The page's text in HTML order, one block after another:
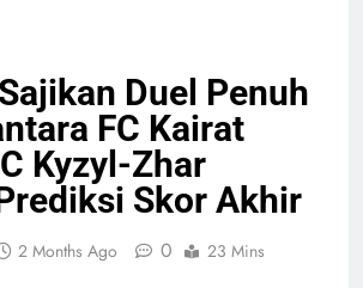
Duel Penuh
FC Kairat
Kyzyl-Zhar
Skor Akhir
2 Months Ago 0 23 Mins